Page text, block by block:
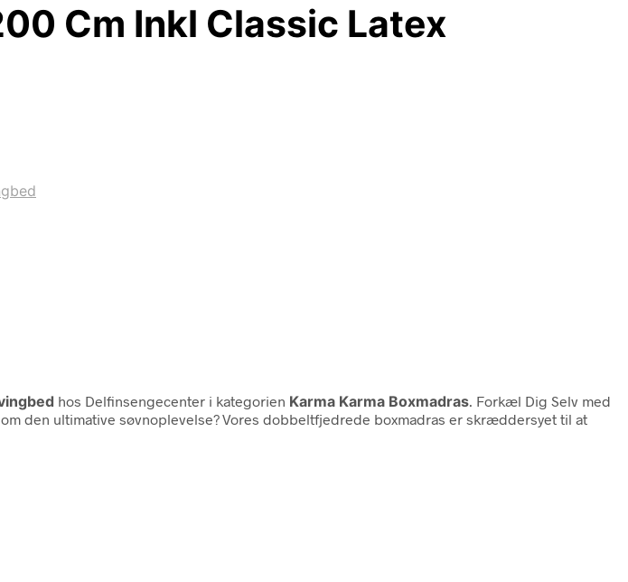
Cm Inkl Classic Latex
hos Delfinsengecenter i kategorien Karma Karma Boxmadras . Forkæl Dig Selv med
den ultimative søvnoplevelse? Vores dobbeltfjedrede boxmadras er skræddersyet til at